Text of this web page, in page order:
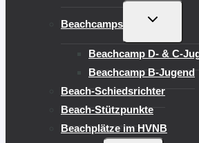
Beachcamps
UNTERMENÜ
Beachcamp D- & C-
Beachcamp B-Jugend
Beach-Schiedsrichter
Beach-Stützpunkte
Beachplätze im HVNB